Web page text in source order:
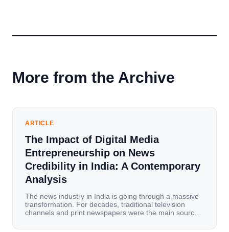
More from the Archive
ARTICLE
The Impact of Digital Media
Entrepreneurship on News
Credibility in India: A Contemporary
Analysis
The news industry in India is going through a massive
transformation. For decades, traditional television
channels and print newspapers were the main sources
mobile data, affordable smartphones, and high-speed